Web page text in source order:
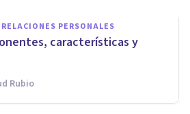
PERSONALES
características y
Rubio